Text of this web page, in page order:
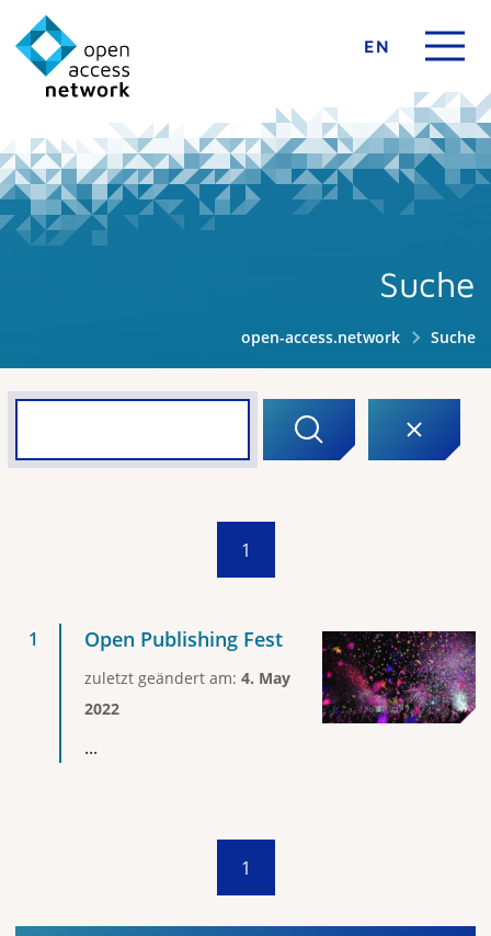
EN
Suche
open-access.network Suche
1
Open Publishing Fest
zuletzt geändert am: 4. May
2022
...
1